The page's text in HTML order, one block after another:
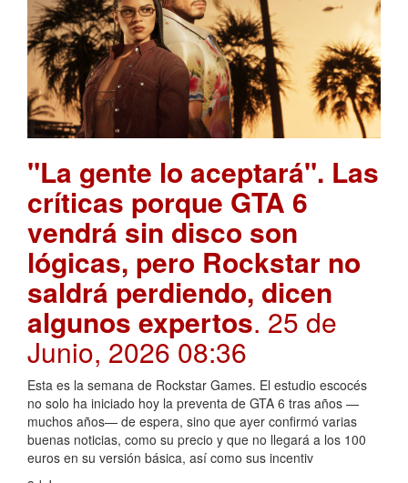
"La gente lo aceptará". Las
críticas porque GTA 6
vendrá sin disco son
lógicas, pero Rockstar no
saldrá perdiendo, dicen
algunos expertos. 25 de
Junio, 2026 08:36
Esta es la semana de Rockstar Games. El estudio escocés
no solo ha iniciado hoy la preventa de GTA 6 tras años —
muchos años— de espera, sino que ayer confirmó varias
buenas noticias, como su precio y que no llegará a los 100
euros en su versión básica, así como sus incentiv